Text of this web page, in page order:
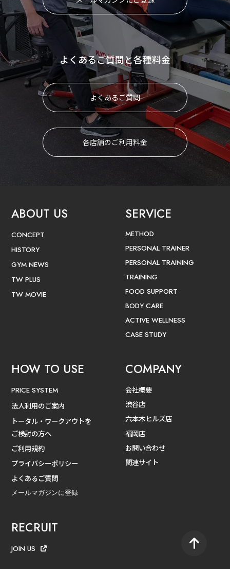
よくあるご質問と各種料金
よくあるご質問
各店舗のご利用料金
ABOUT US
CONCEPT
HISTORY
GYM NEWS
TW PLUS
TW MOVIE
SERVICE
METHOD
PERSONAL TRAINER
PERSONAL TRAINING
TRAINING
FOOD SUPPORT
BODY CARE
ACTIVE WELLNESS
CASE STUDY
HOW TO USE
PRICE SYSTEM
法人利用のご案内
トータル・ワークアウトを
ご検討の方へ
ご利用規約
プライバシーポリシー
よくあるご質問
メールマガジンに登録
COMPANY
会社概要
渋谷店
六本木ヒルズ店
福岡店
お問い合わせ
関連サイト
RECRUIT
JOIN US